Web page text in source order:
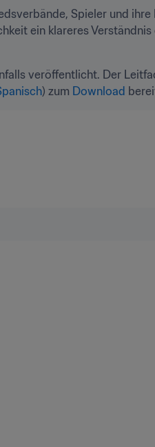
Spieler und
ein klareres Verständnis
veröffentlicht. Der
) zum Download